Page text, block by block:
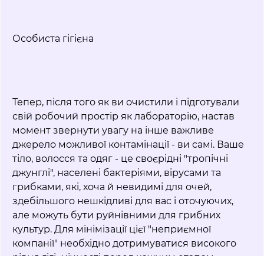
Особиста гігієна
Тепер, після того як ви очистили і підготували
свій робочий простір як лабораторію, настав
момент звернути увагу на інше важливе
джерело можливої контамінації - ви самі. Ваше
тіло, волосся та одяг - це своєрідні "тропічні
джунглі", населені бактеріями, вірусами та
грибками, які, хоча й невидимі для очей,
здебільшого нешкідливі для вас і оточуючих,
але можуть бути руйнівними для грибних
культур. Для мінімізації цієї "неприємної
компанії" необхідно дотримуватися високого